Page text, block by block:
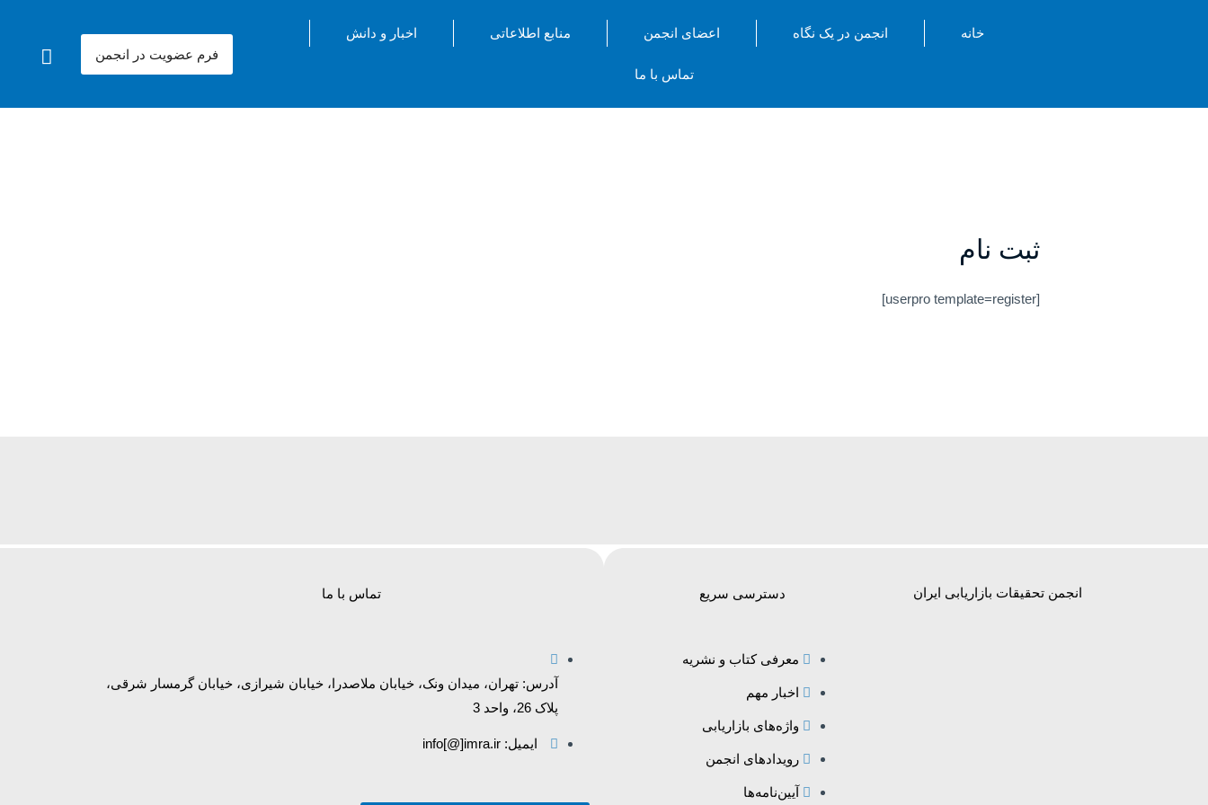
خانه انجمن در یک نگاه اعضای انجمن منابع اطلاعاتی اخبار و دانش
تماس با ما
فرم عضویت در انجمن
ثبت نام
[userpro template=register]
انجمن تحقیقات بازاریابی ایران دسترسی سریع
معرفی کتاب و نشریه
اخبار مهم
واژه‌های بازاریابی
رویدادهای انجمن
آیین‌نامه‌ها
تماس با ما
آدرس: تهران، میدان ونک، خیابان ملاصدرا، خیابان شیرازی، خیابان گرمسار شرقی،
پلاک 26، واحد 3
ایمیل: info[@]imra.ir